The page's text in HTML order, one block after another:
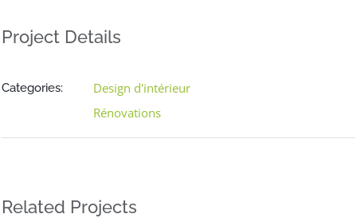
Project Details
Categories:
Design d'intérieur
Rénovations
Related Projects